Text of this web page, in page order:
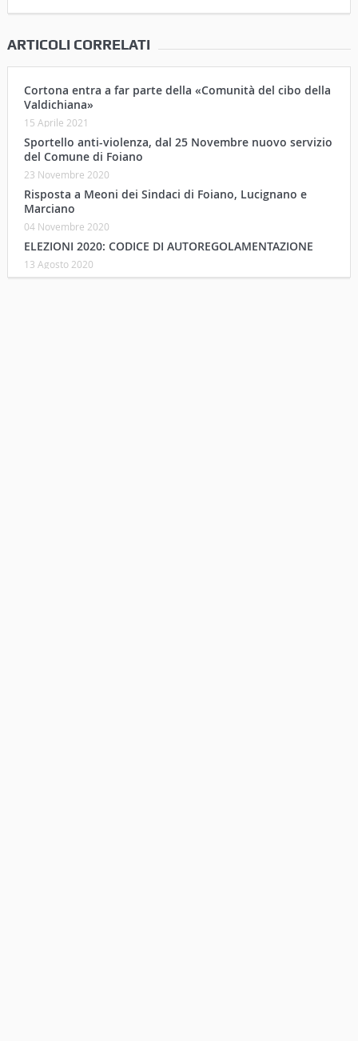
ARTICOLI CORRELATI
Cortona entra a far parte della «Comunità del cibo della
Valdichiana»
15 Aprile 2021
Sportello anti-violenza, dal 25 Novembre nuovo servizio
del Comune di Foiano
23 Novembre 2020
Risposta a Meoni dei Sindaci di Foiano, Lucignano e
Marciano
04 Novembre 2020
ELEZIONI 2020: CODICE DI AUTOREGOLAMENTAZIONE
13 Agosto 2020